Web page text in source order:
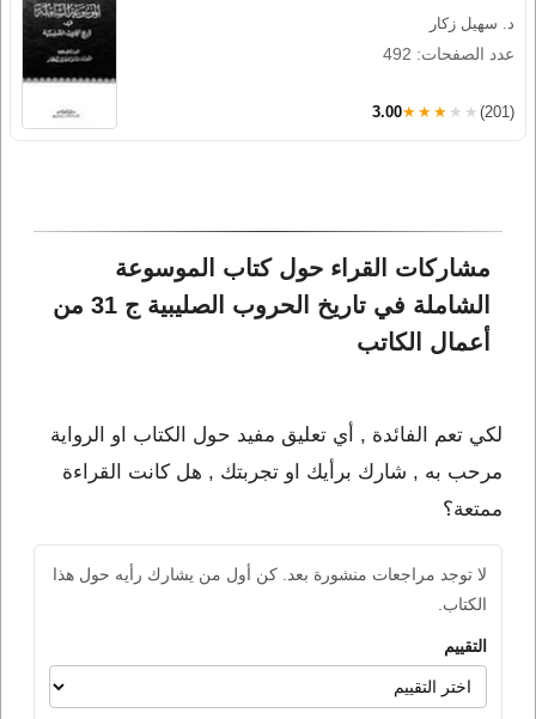
د. سهيل زكار
عدد الصفحات: 492
3.00★★★★★ (201)
مشاركات القراء حول كتاب الموسوعة
الشاملة في تاريخ الحروب الصليبية ج 31 من
أعمال الكاتب
لكي تعم الفائدة , أي تعليق مفيد حول الكتاب او الرواية
مرحب به , شارك برأيك او تجربتك , هل كانت القراءة
ممتعة؟
لا توجد مراجعات منشورة بعد. كن أول من يشارك رأيه حول هذا
الكتاب.
التقييم